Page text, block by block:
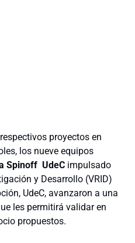
proyectos en
los nueve equipos
Spinoff UdeC impulsado
y Desarrollo (VRID)
UdeC, avanzaron a una
les permitirá validar en
propuestos.